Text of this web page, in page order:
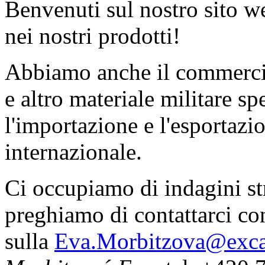
Benvenuti sul nostro sito
nei nostri prodotti!
Abbiamo anche il
e altro materiale militare
l'importazione e
internazionale.
Ci occupiamo di indagini
preghiamo di contattarci
sulla